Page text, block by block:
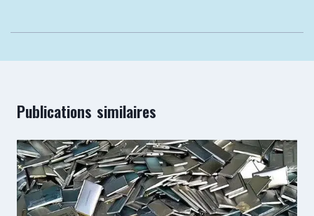
Publications similaires